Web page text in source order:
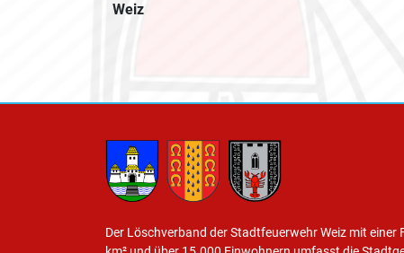
Weiz
Der Löschverband der Stadtfeuerwehr Weiz mit einer